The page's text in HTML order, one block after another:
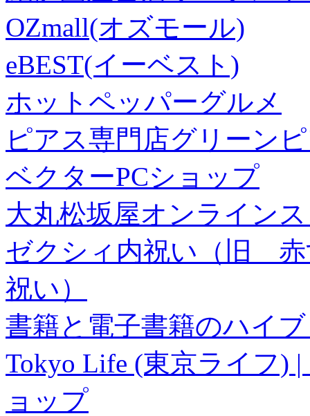
OZmall(オズモール)
eBEST(イーベスト)
ホットペッパーグルメ
ピアス専門店グリーン
ベクターPCショップ
大丸松坂屋オンライン
ゼクシィ内祝い（旧 赤
祝い）
書籍と電子書籍のハイ
Tokyo Life (東京ライフ)
ョップ